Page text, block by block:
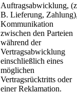
Auftragsabwicklung,
B. Lieferung,
Kommunikation
zwischen den Parteien
während der
Vertragsabwicklung
einschließlich eines
möglichen
Vertragsrücktritts oder
einer Reklamation.